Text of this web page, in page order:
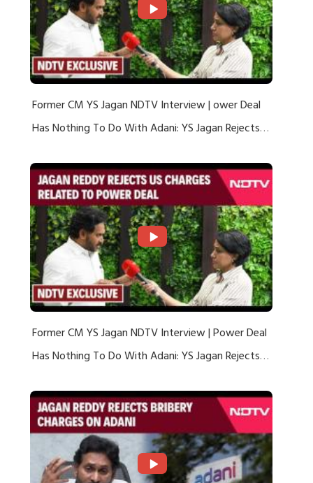
Former CM YS Jagan NDTV Interview | ower Deal
Has Nothing To Do With Adani: YS Jagan Rejects
Former CM YS Jagan NDTV Interview | Power Deal
Has Nothing To Do With Adani: YS Jagan Rejects